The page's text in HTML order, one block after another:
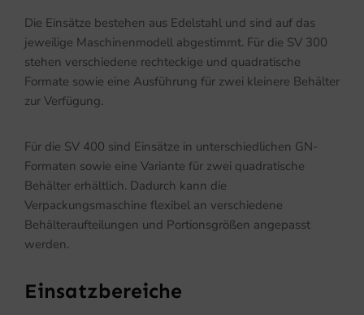
Die Einsätze bestehen aus Edelstahl und sind auf das
jeweilige Maschinenmodell abgestimmt. Für die SV 300
stehen verschiedene rechteckige und quadratische
Formate sowie eine Ausführung für zwei kleinere Behälter
zur Verfügung.
Für die SV 400 sind Einsätze in unterschiedlichen GN-
Formaten sowie eine Variante für zwei quadratische
Behälter erhältlich. Dadurch kann die
Verpackungsmaschine flexibel an verschiedene
Behälteraufteilungen und Portionsgrößen angepasst
werden.
Einsatzbereiche